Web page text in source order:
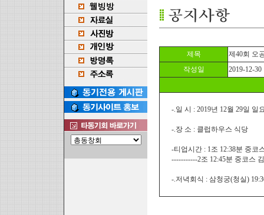
제목
제40회 오
작성일
2019-12-30
-.일 시 : 2019년 12월 29일 일
-.장 소 : 클럽하우스 식당
-티업시간 : 1조 12:38분 중코
-----------2조 12:45분 중코스
-.저녁회식 : 삼청궁(청실)